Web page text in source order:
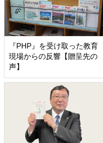
『PHP』を受け取った教育
現場からの反響【贈呈先の
声】